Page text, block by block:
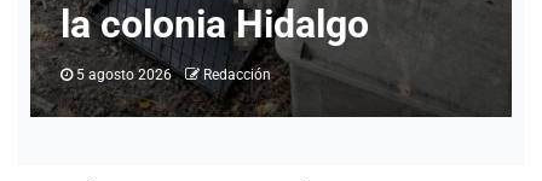
programas
5 agosto 2026 Redacción